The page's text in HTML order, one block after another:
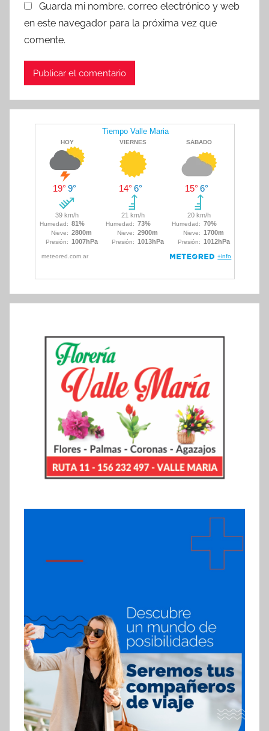
Guarda mi nombre, correo electrónico y web
en este navegador para la próxima vez que
comente.